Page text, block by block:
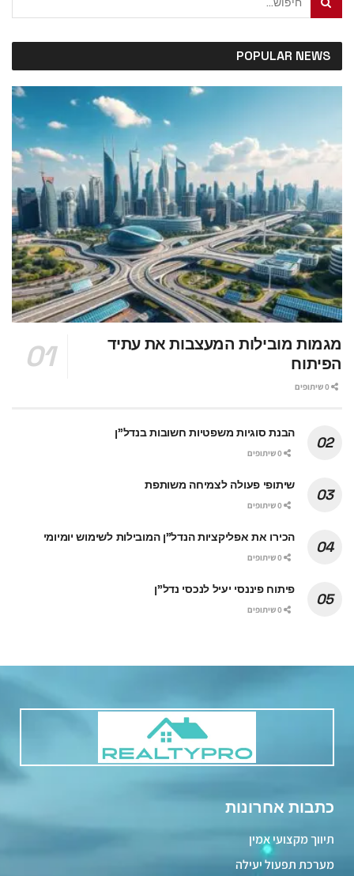
POPULAR NEWS
מגמות מובילות המעצבות את עתיד
הפיתוח
הבנת סוגיות משפטיות חשובות בנדל"ן
שיתופי פעולה לצמיחה משותפת
הכירו את אפליקציות הנדל"ן המובילות לשימוש יומיומי
פיתוח פיננסי יעיל לנכסי נדל"ן
כתבות אחרונות
תיווך מקצועי אמין
מערכת תפעול יעילה